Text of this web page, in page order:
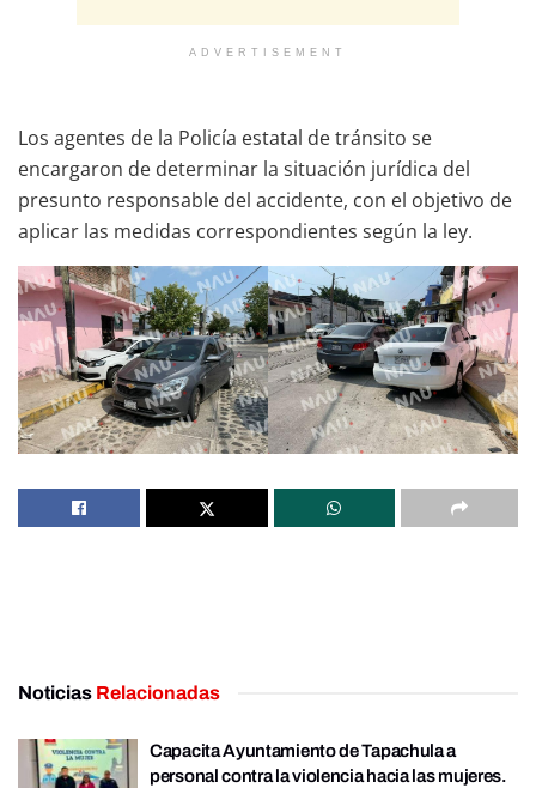
ADVERTISEMENT
Los agentes de la Policía estatal de tránsito se
encargaron de determinar la situación jurídica del
presunto responsable del accidente, con el objetivo de
aplicar las medidas correspondientes según la ley.
Noticias Relacionadas
Capacita Ayuntamiento de Tapachula a
personal contra la violencia hacia las mujeres.